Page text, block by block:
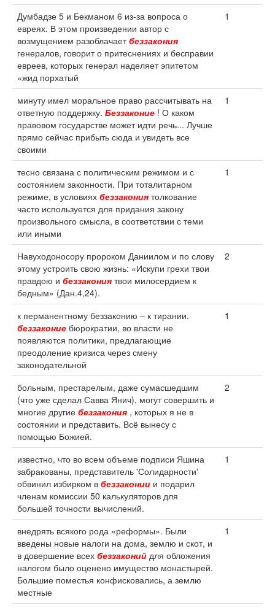
Думбадзе 5 и Бекманом 6 из-за вопроса о
евреях. В этом произведении автор с
возмущением разоблачаетбеззакония
генералов, говорит о притеснениях и бесправии
евреев, которых генерал наделяет эпитетом
«жид порхатый
1
минуту имел моральное право рассчитывать на
ответную поддержку. Беззаконие ! О каком
правовом государстве может идти речь... Лучше
прямо сейчас прибыть сюда и увидеть все
своими
1
тесно связана с политическим режимом и с
состоянием законности. При тоталитарном
режиме, в условиях беззакония толкование
часто используется для придания закону
произвольного смысла, в соответствии с теми
или иными
1
Навуходоносору пророком Даниилом и по слову
этому устроить свою жизнь: «Искупи грехи твои
правдою и беззакония твои милосердием к
бедным» (Дан.4,24).
2
к перманентному беззаконию – к тирании.
беззаконие бюрократии, во власти не
появляются политики, предлагающие
преодоление кризиса через смену
законодательной
1
больным, престарелым, даже сумасшедшим
(что уже сделал Савва Янич), могут совершить и
многие другие беззакония , которых я не в
состоянии и представить. Всё вынесу с
помощью Божией.
2
известно, что во всем объеме подписи Яшина
забракованы, представитель 'Солидарности'
обвинил избирком в беззаконии и подарил
членам комиссии 50 калькуляторов для
большей точности вычислений.
1
внедрять всякого рода «реформы». Были
введены новые налоги на дома, землю и скот, и
в довершение всех беззаконий для обложения
налогом было оценено имущество монастырей.
Большие поместья конфисковались, а землю
местные
1